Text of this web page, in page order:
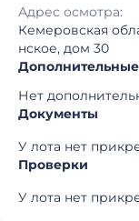
Адрес осмотра:
Кемеровская
нское, дом 30
Нет
Документы
У лота нет
Проверки
У лота нет